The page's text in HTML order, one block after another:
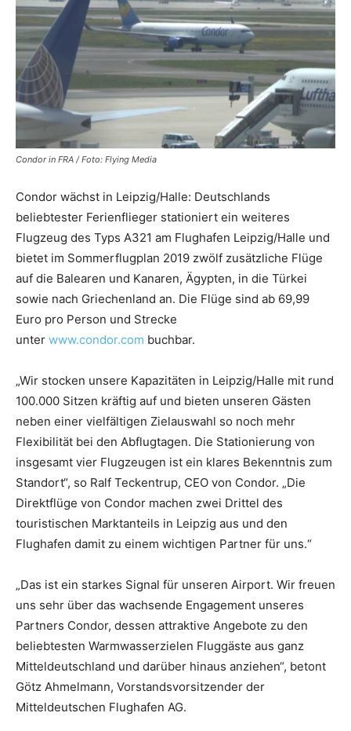
Reiseempfehlungen.
Condor in FRA / Foto: Flying Media
Condor wächst in Leipzig/Halle: Deutschlands
beliebtester Ferienflieger stationiert ein weiteres
Flugzeug des Typs A321 am Flughafen Leipzig/Halle und
bietet im Sommerflugplan 2019 zwölf zusätzliche Flüge
auf die Balearen und Kanaren, Ägypten, in die Türkei
sowie nach Griechenland an. Die Flüge sind ab 69,99
Euro pro Person und Strecke
unter www.condor.com buchbar.
„Wir stocken unsere Kapazitäten in Leipzig/Halle mit rund
100.000 Sitzen kräftig auf und bieten unseren Gästen
neben einer vielfältigen Zielauswahl so noch mehr
Flexibilität bei den Abflugtagen. Die Stationierung von
insgesamt vier Flugzeugen ist ein klares Bekenntnis zum
Standort“, so Ralf Teckentrup, CEO von Condor. „Die
Direktflüge von Condor machen zwei Drittel des
touristischen Marktanteils in Leipzig aus und den
Flughafen damit zu einem wichtigen Partner für uns.“
„Das ist ein starkes Signal für unseren Airport. Wir freuen
uns sehr über das wachsende Engagement unseres
Partners Condor, dessen attraktive Angebote zu den
beliebtesten Warmwasserzielen Fluggäste aus ganz
Mitteldeutschland und darüber hinaus anziehen“, betont
Götz Ahmelmann, Vorstandsvorsitzender der
Mitteldeutschen Flughafen AG.